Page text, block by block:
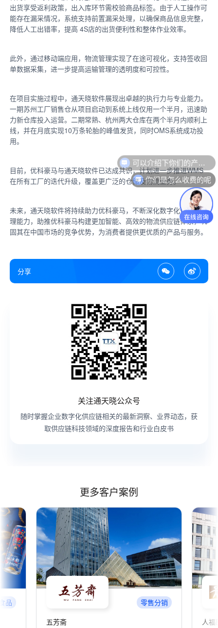
出货享受返利政策，出入库环节需校验商品标签。由于人工操作可
能存在漏采情况，系统支持前置漏采处理，以确保商品信息完整，
降低人工出错率，提高 4S店的出货便利性和整体作业效率。
此外，通过移动端应用，物流管理实现了在途可视化，支持签收回
单数据采集，进一步提高运输管理的透明度和可控性。
在项目实施过程中，通天晓软件展现出卓越的执行力与专业能力。
一期苏州工厂销售仓从项目启动到系统上线仅用一个半月，迅速助
力新仓库投入运营。二期常熟、杭州两大仓库在两个半月内顺利上
线，并在月底实现10万条轮胎的峰值发货，同时OMS系统成功投
用。
目前，优科豪马与通天晓软件已达成共识，计划进一步推进WMS
在所有工厂的迭代升级，覆盖更广泛的仓储及物流业务。
未来，通天晓软件将持续助力优科豪马，不断深化数字化供应链管
理能力，助推优科豪马构建更加智能、高效的物流供应链体系，巩
固其在中国市场的竞争优势，为消费者提供更优质的产品与服务。
分享
关注通天晓公众号
随时掌握企业数字化供应链相关的最新洞察、业界动态，获
取供应链科技领域的深度报告和行业白皮书
更多客户案例
品
零售分销
五芳斋
人福
可以介绍下你们的产品么
你们是怎么收费的呢